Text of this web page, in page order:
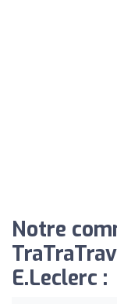
Notre
E.Leclerc :